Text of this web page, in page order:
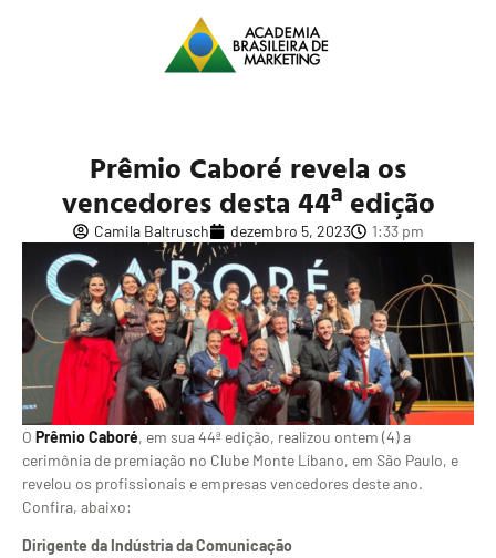
Prêmio Caboré revela os
vencedores desta 44ª edição
Camila Baltrusch dezembro 5, 2023 1:33 pm
O Prêmio Caboré, em sua 44ª edição, realizou ontem (4) a
cerimônia de premiação no Clube Monte Líbano, em São Paulo, e
revelou os profissionais e empresas vencedores deste ano.
Confira, abaixo:
Dirigente da Indústria da Comunicação